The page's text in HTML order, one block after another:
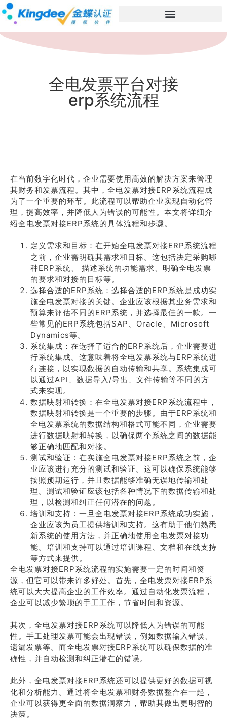
全电发票平台对接
erp系统流程
在当前数字化时代，企业需要使用高效的解决方案来管理
其财务和发票流程。其中，全电发票对接ERP系统流程成
为了一个重要的环节。此流程可以帮助企业实现自动化管
理，提高效率，并降低人为错误的可能性。本文将详细介
绍全电发票对接ERP系统的具体流程和步骤。
定义需求和目标：在开始全电发票对接ERP系统流程
之前，企业需明确其需求和目标。这包括决定采购哪
种ERP系统、 描述系统的功能需求、明确全电发票
的要求和对接的目标等。
选择合适的ERP系统：选择合适的ERP系统是成功实
施全电发票对接的关键。企业应该根据其业务需求和
预算来评估不同的ERP系统，并选择最佳的一款。一
些常见的ERP系统包括SAP、Oracle、Microsoft
Dynamics等。
系统集成：在选择了适合的ERP系统后，企业需要进
行系统集成。这意味着将全电发票系统与ERP系统进
行连接，以实现数据的自动传输和共享。系统集成可
以通过API、数据导入/导出、文件传输等不同的方
式来实现。
数据映射和转换：在全电发票对接ERP系统流程中，
数据映射和转换是一个重要的步骤。由于ERP系统和
全电发票系统的数据结构和格式可能不同，企业需要
进行数据映射和转换，以确保两个系统之间的数据能
够正确地匹配和对接。
测试和验证：在实施全电发票对接ERP系统之前，企
业应该进行充分的测试和验证。这可以确保系统能够
按照预期运行，并且数据能够准确无误地传输和处
理。测试和验证应该包括各种情况下的数据传输和处
理，以检测和纠正任何潜在的问题。
培训和支持：一旦全电发票对接ERP系统成功实施，
企业应该为员工提供培训和支持。这有助于他们熟悉
新系统的使用方法，并正确地使用全电发票对接功
能。培训和支持可以通过培训课程、文档和在线支持
等方式来提供。
全电发票对接ERP系统流程的实施需要一定的时间和资
源，但它可以带来许多好处。首先，全电发票对接ERP系
统可以大大提高企业的工作效率。通过自动化发票流程，
企业可以减少繁琐的手工工作，节省时间和资源。
其次，全电发票对接ERP系统可以降低人为错误的可能
性。手工处理发票可能会出现错误，例如数据输入错误、
遗漏发票等。而全电发票对接ERP系统可以确保数据的准
确性，并自动检测和纠正潜在的错误。
此外，全电发票对接ERP系统还可以提供更好的数据可视
化和分析能力。通过将全电发票和财务数据整合在一起，
企业可以获得更全面的数据洞察力，帮助其做出更明智的
决策。